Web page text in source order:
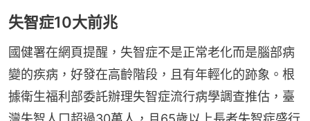
失智症10大前兆
國健署在網頁提醒，失智症不是正常老化而是腦部病
變的疾病，好發在高齡階段，且有年輕化的跡象。根
據衛生福利部委託辦理失智症流行病學調查推估，臺